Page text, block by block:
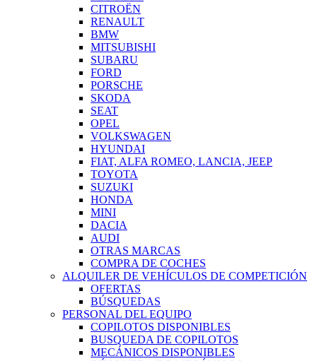
CITROËN
RENAULT
BMW
MITSUBISHI
SUBARU
FORD
PORSCHE
SKODA
SEAT
OPEL
VOLKSWAGEN
HYUNDAI
FIAT, ALFA ROMEO, LANCIA, JEEP
TOYOTA
SUZUKI
HONDA
MINI
DACIA
AUDI
OTRAS MARCAS
COMPRA DE COCHES
ALQUILER DE VEHÍCULOS DE COMPETICIÓN
OFERTAS
BÚSQUEDAS
PERSONAL DEL EQUIPO
COPILOTOS DISPONIBLES
BUSQUEDA DE COPILOTOS
MECÁNICOS DISPONIBLES